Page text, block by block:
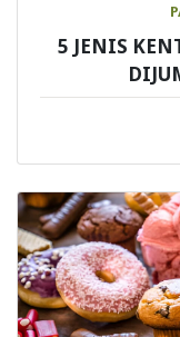
5 JENIS